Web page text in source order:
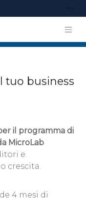
tuo business
il programma di
MicroLab
e
crescita.
4 mesi di